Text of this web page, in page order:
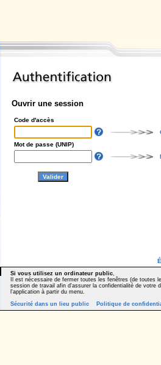
Ouvrir une session
Code d'accès
Mot de passe (UNIP)
Si vous utilisez un ordinateur public,
Il est nécessaire de fermer toutes les fenêtres (de toutes
session de travail afin d'assurer la confidentialité de votre
l'application à partir du menu.
Sécurité dans un lieu public
Politique de